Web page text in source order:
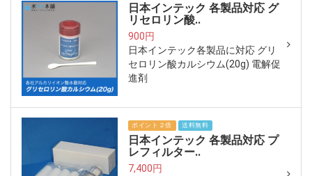
日本インテック 各製品対応 グ
リセロリン酸..
900円
日本インテック各製品に対応 グリ
セロリン酸カルシウム(20g) 電解促
進剤
ポイント２倍 送料無料
日本インテック 各製品対応 プ
レフィルター..
7,400円